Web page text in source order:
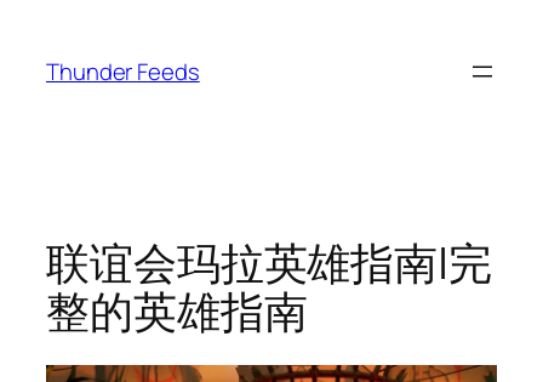
Thunder Feeds
联谊会玛拉英雄指南|完
整的英雄指南